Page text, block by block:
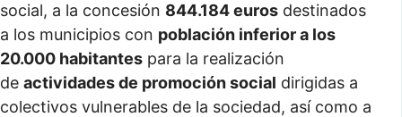
social, a la concesión 844.184 euros destinados
a los municipios con población inferior a los
20.000 habitantes para la realización
de actividades de promoción social dirigidas a
colectivos vulnerables de la sociedad, así como a